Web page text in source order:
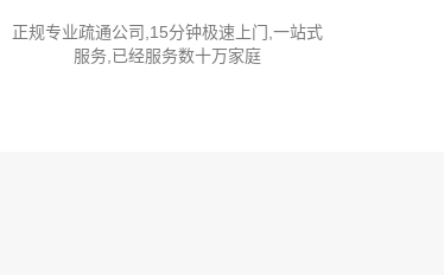
正规专业疏通公司,15分钟极速上门,一站式
服务,已经服务数十万家庭